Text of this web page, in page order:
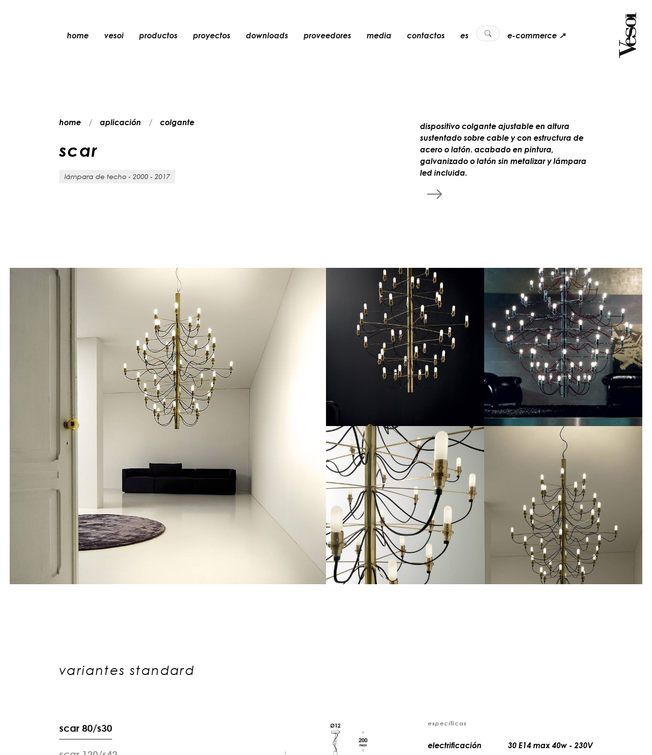
home vesoi productos proyectos downloads proveedores media contactos es e-commerce ↗
home aplicación colgante
scar
lámpara de techo - 2000 - 2017
dispositivo colgante ajustable en altura
sustentado sobre cable y con estructura de
acero o latón. acabado en pintura,
galvanizado o latón sin metalizar y lámpara
led incluida.
variantes standard
scar 80/s30 específicas
electrificación 30 E14 max 40w - 230V